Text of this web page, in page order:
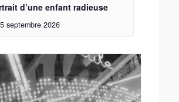
d’une enfant radieuse
septembre 2026